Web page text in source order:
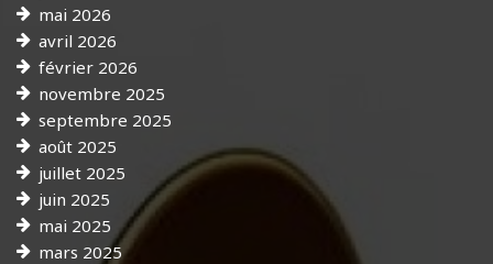
mai 2026
avril 2026
février 2026
novembre 2025
septembre 2025
août 2025
juillet 2025
juin 2025
mai 2025
mars 2025